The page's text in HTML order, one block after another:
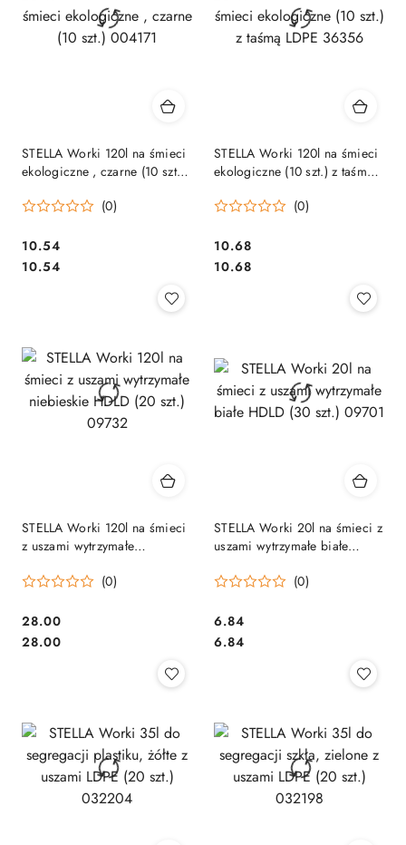
STELLA Worki 120l na śmieci
ekologiczne , czarne (10 szt.)
(0)
Cena:
10.54
Cena:
10.54
STELLA Worki 120l na śmieci
ekologiczne (10 szt.) z taśmą
(0)
Cena:
10.68
Cena:
10.68
STELLA Worki 120l na śmieci
z uszami wytrzymałe
09732
(0)
Cena:
28.00
Cena:
28.00
STELLA Worki 20l na śmieci z
uszami wytrzymałe białe
(0)
Cena:
6.84
Cena:
6.84